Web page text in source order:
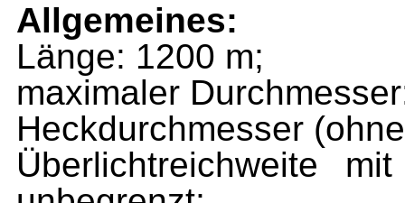
Allgemeines:
Länge: 1200 m;
maximaler
Heckdurchmesser
Überlichtreichweite